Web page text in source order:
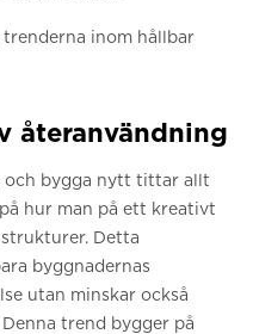
inom hållbar
återanvändning
och bygga nytt tittar allt
hur man på ett kreativt
Detta
byggnadernas
utan minskar också
trend bygger på